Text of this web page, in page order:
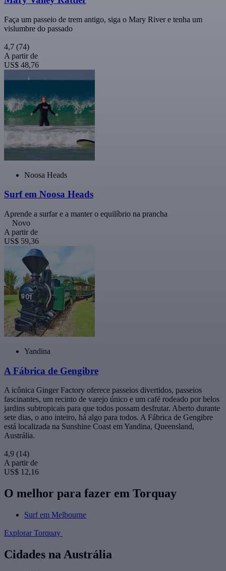
Faça um passeio de trem antigo, siga o Mary River e tenha um
vislumbre do passado
4,7 (74)
A partir de
US$ 48,76
Noosa Heads
Surf em Noosa Heads
Aprende a surfar e a manter o equilíbrio na prancha
Novo
A partir de
US$ 59,36
Yandina
A Fábrica de Gengibre
A icônica Ginger Factory oferece passeios divertidos, passeios
fascinantes, um recinto de varejo único e um café rodeado por belos
jardins subtropicais para que todos possam desfrutar. Aberto durante
sete dias, o ano inteiro, há algo para todos. A Fábrica de Gengibre
está localizada na Sunshine Coast em Yandina, Queensland,
Austrália.
4,9 (14)
A partir de
US$ 12,16
O melhor para fazer em Torquay
Surf em Melbourne
Explorar Torquay
Cidades na Austrália